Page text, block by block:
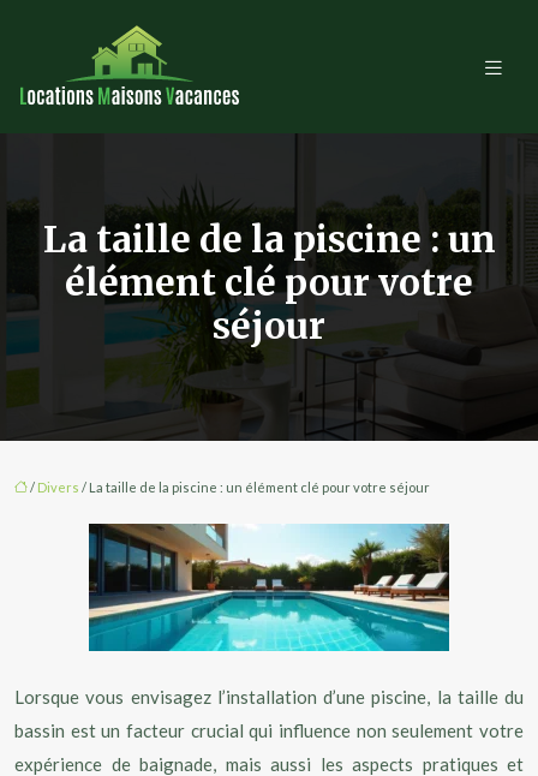
La taille de la piscine : un
élément clé pour votre
séjour
/ Divers / La taille de la piscine : un élément clé pour votre séjour
Lorsque vous envisagez l’installation d’une piscine, la taille du
bassin est un facteur crucial qui influence non seulement votre
expérience de baignade, mais aussi les aspects pratiques et